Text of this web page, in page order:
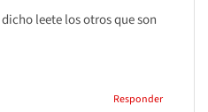
leete los otros que son
Responder